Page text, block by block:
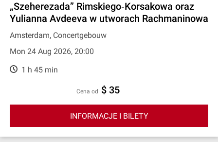
„Szeherezada” Rimskiego‐Korsakowa oraz
Yulianna Avdeeva w utworach Rachmaninowa
Amsterdam, Concertgebouw
Mon 24 Aug 2026, 20:00
1 h 45 min
cena od $ 35
INFORMACJE I BILETY